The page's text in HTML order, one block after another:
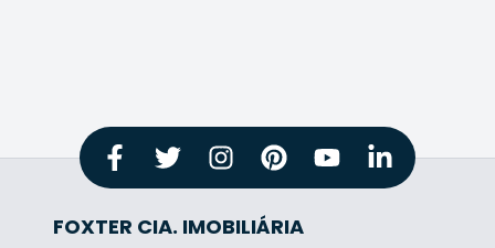
FOXTER CIA. IMOBILIÁRIA